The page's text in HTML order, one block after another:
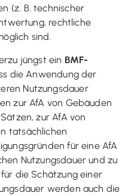
(z. B. technischer
rechtliche
sind.
jüngst ein BMF-
die Anwendung der
Nutzungsdauer
zur AfA von Gebäuden
zur AfA von
tatsächlichen
für eine AfA
Nutzungsdauer und zu
die Schätzung einer
werden auch die